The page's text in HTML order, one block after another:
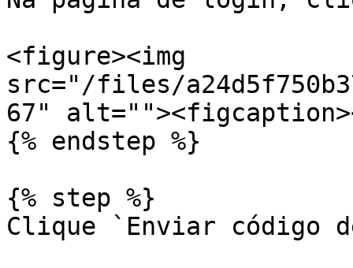
<figure><img
src="/files/
67"
{% endstep %}
{% step %}
Clique `Enviar código